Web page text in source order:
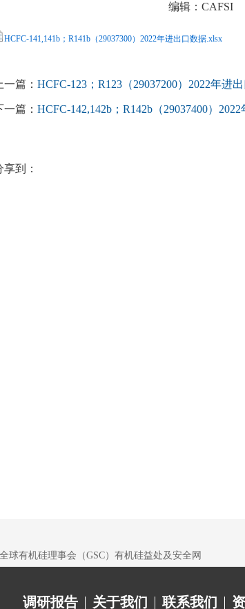
编辑：CAFSI
HCFC-141,141b；R141b（29037300）2022年进出口数据.xlsx
一篇： HCFC-123；R123（29037200）2022年进
一篇： HCFC-142,142b；R142b（29037400）
享到：
全球有机硅理事会（GSC）有机硅益处及安全网
调研报告 关于我们 联系我们